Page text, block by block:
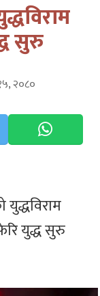
सुरु
२०८०
युद्ध सुरु